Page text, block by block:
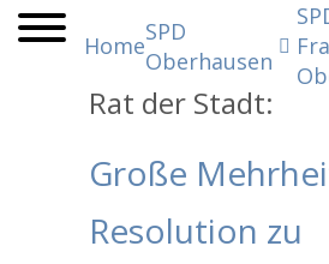
Home
SPD
Oberhausen
Rat der Stadt:
Große
Resolution zu